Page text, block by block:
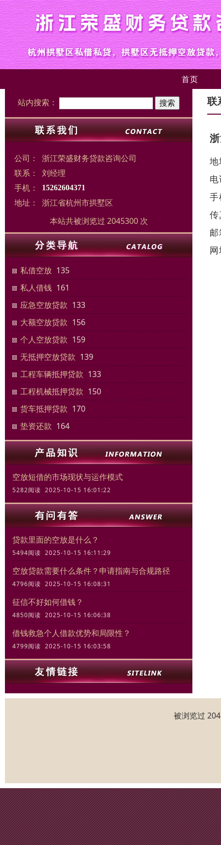
首页
站内搜索：
公司：
浙江荣盛财务贷款咨询公司
联系：
刘经理
手机：
15262604371
地址：
浙江省杭州市拱墅区
本站共被浏览过 2045300 次
私借空放 135
私人借钱 161
应急空放贷款 133
大额空放贷款 156
个人空放贷款 159
无抵押空放贷款 139
工程车辆抵押贷款 133
工程机械抵押贷款 150
货车抵押贷款 170
垫资还款 164
空放短借的市场现状与运作模式
5282阅读 2025-10-15 16:01:22
贷款里面的空放是什么？
5494阅读 2025-10-15 16:11:29
空放贷款需要什么条件？申请指南与合规路径
4796阅读 2025-10-15 16:08:31
征信不好如何借钱？
4850阅读 2025-10-15 16:06:38
借钱救急个人借款优势和局限性？
4799阅读 2025-10-15 16:03:58
联
被浏览过